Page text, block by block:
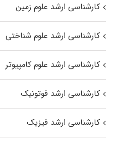
کارشناسی ارشد علوم زمین
کارشناسی ارشد علوم شناختی
کارشناسی ارشد علوم کامپیوتر
کارشناسی ارشد فوتونیک
کارشناسی ارشد فیزیک